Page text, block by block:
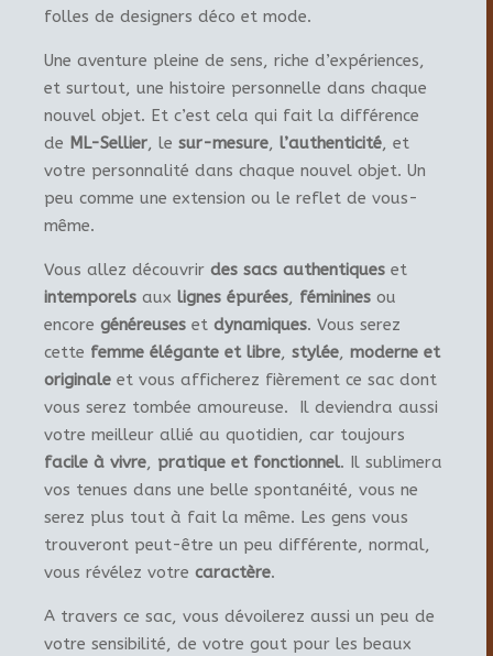
folles de designers déco et mode.
Une aventure pleine de sens, riche d’expériences,
et surtout, une histoire personnelle dans chaque
nouvel objet. Et c’est cela qui fait la différence
de ML-Sellier, le sur-mesure, l’authenticité, et
votre personnalité dans chaque nouvel objet. Un
peu comme une extension ou le reflet de vous-
même.
Vous allez découvrir des sacs authentiques et
intemporels aux lignes épurées, féminines ou
encore généreuses et dynamiques. Vous serez
cette femme élégante et libre, stylée, moderne et
originale et vous afficherez fièrement ce sac dont
vous serez tombée amoureuse. Il deviendra aussi
votre meilleur allié au quotidien, car toujours
facile à vivre, pratique et fonctionnel. Il sublimera
vos tenues dans une belle spontanéité, vous ne
serez plus tout à fait la même. Les gens vous
trouveront peut-être un peu différente, normal,
vous révélez votre caractère.
A travers ce sac, vous dévoilerez aussi un peu de
votre sensibilité, de votre gout pour les beaux